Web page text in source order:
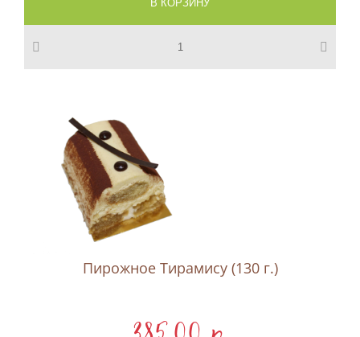
Пирожное Тирамису (130 г.)